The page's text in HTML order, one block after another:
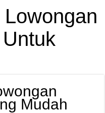
Lowongan
Mudah